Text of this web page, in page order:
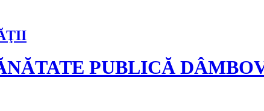
PUBLICĂ